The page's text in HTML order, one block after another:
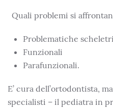
Quali problemi si
Problematiche
Funzionali
Parafunzionali.
E’ cura dell’ortodontista,
specialisti – il pediatra in